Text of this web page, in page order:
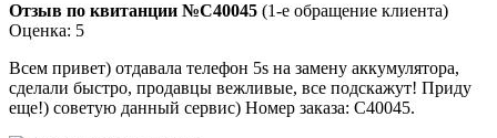
Отзыв по квитанции №C40045 (1-е обращение клиента)
Оценка: 5
Всем привет) отдавала телефон 5s на замену аккумулятора,
сделали быстро, продавцы вежливые, все подскажут! Приду
еще!) советую данный сервис) Номер заказа: C40045.